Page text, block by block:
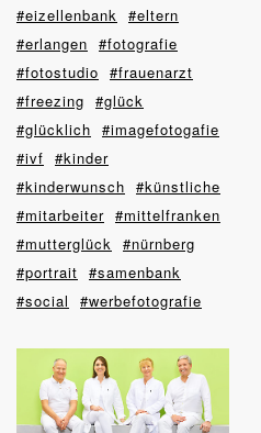
#eizellenbank #eltern
#erlangen #fotografie
#fotostudio #frauenarzt
#freezing #glück
#glücklich #imagefotogafie
#ivf #kinder
#kinderwunsch #künstliche
#mitarbeiter #mittelfranken
#mutterglück #nürnberg
#portrait #samenbank
#social
#werbefotografie